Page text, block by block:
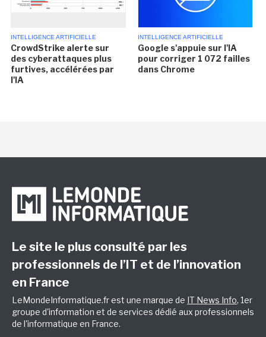
INTELLIGENCE ARTIFICIELLE
CrowdStrike alerte sur
des cyberattaques plus
furtives, accélérées par
l'IA
INTELLIGENCE ARTIFICIELLE
Google s'appuie sur l'IA
pour corriger 1 072 failles
dans Chrome
Le site le plus consulté par les
professionnels de l’IT et de l’innovation
en France
LeMondeInformatique.fr est une marque de IT News Info, 1er
groupe d'information et de services dédié aux professionnels
de l'informatique en France.